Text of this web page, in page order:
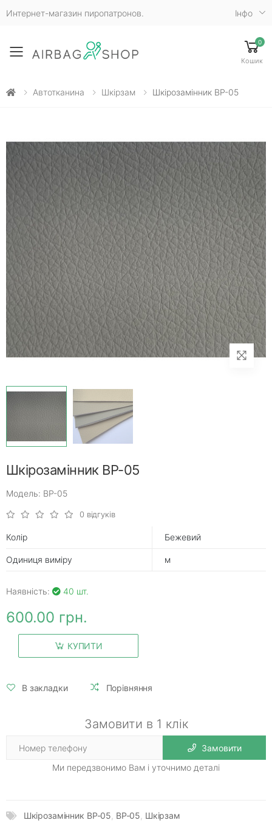
Интернет-магазин пиропатронов. Iнфо
Toggle mobile menu
0
Кошик
Автотканина Шкірзам Шкірозамінник ВР-05
Шкірозамінник ВР-05
Модель: ВР-05
0 відгуків
Колір Бежевий
Одиниця виміру м
Наявність: 40 шт.
600.00 грн.
КУПИТИ
В закладки Порівняння
Замовити в 1 клік
Замовити
Ми передзвонимо Вам і уточнимо деталі
Шкірозамінник ВР-05 ВР-05 Шкірзам